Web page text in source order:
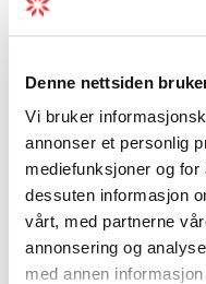
Denne nettsiden
Vi bruker
annonser et personlig
mediefunksjoner og
dessuten informasjon
vårt, med partnerne
annonsering og
med annen
Rollstuhlfahrer
Der Campingplatz
denen 24 mit
Sanitäranlagen
Duschen, Küche,
Campingtoiletten.